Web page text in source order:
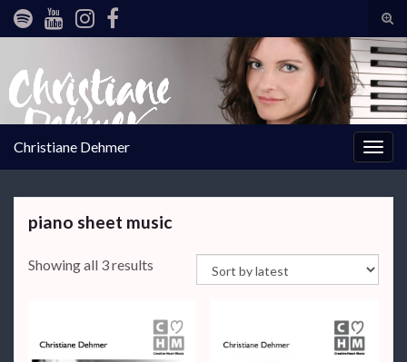
Christiane Dehmer
piano sheet music
Showing all 3 results Sorted by latest